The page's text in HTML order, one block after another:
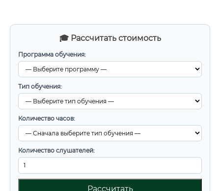
🎓 Рассчитать стоимость
Программа обучения:
Тип обучения:
Количество часов:
Количество слушателей:
Рассчитать